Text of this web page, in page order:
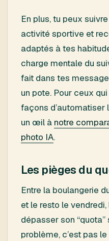
En plus, tu peux
activité sportive et
adaptés à tes
charge mentale du
fait dans tes
un pote. Pour ceux
façons d’automatiser
un œil à notre
photo IA.
Les pièges du
Entre la boulangerie
et le resto le
dépasser son
problème, c’est pas